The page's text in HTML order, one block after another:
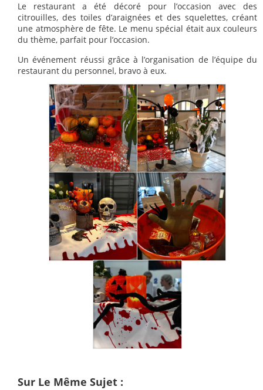
Le restaurant a été décoré pour l’occasion avec des
citrouilles, des toiles d’araignées et des squelettes, créant
une atmosphère de fête. Le menu spécial était aux couleurs
du thème, parfait pour l’occasion.
Un événement réussi grâce à l’organisation de l’équipe du
restaurant du personnel, bravo à eux.
Sur Le Même Sujet :